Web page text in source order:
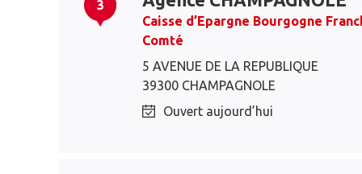
3
Caisse d’Epargne Bourgogne
Comté
5 AVENUE DE LA REPUBLIQUE
39300 CHAMPAGNOLE
Ouvert aujourd’hui